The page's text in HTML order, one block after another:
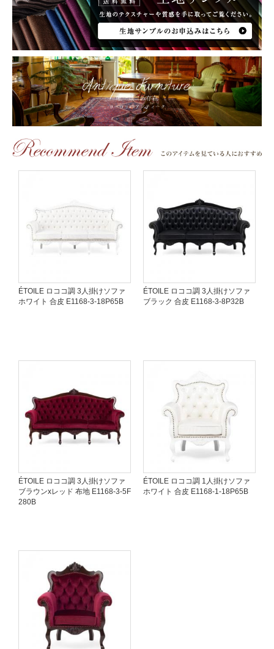
ÉTOILE ロココ調 3人掛けソファ
ホワイト 合皮 E1168-3-18P65B
ÉTOILE ロココ調 3人掛けソファ
ブラック 合皮 E1168-3-8P32B
ÉTOILE ロココ調 3人掛けソファ
ブラウンxレッド 布地 E1168-3-5F
280B
ÉTOILE ロココ調 1人掛けソファ
ホワイト 合皮 E1168-1-18P65B